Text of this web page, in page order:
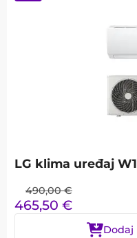
LG klima uređaj
490,00 €
465,50 €
Dodaj